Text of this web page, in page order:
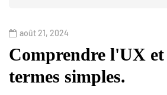
août 21, 2024
Comprendre l'UX
termes simples.